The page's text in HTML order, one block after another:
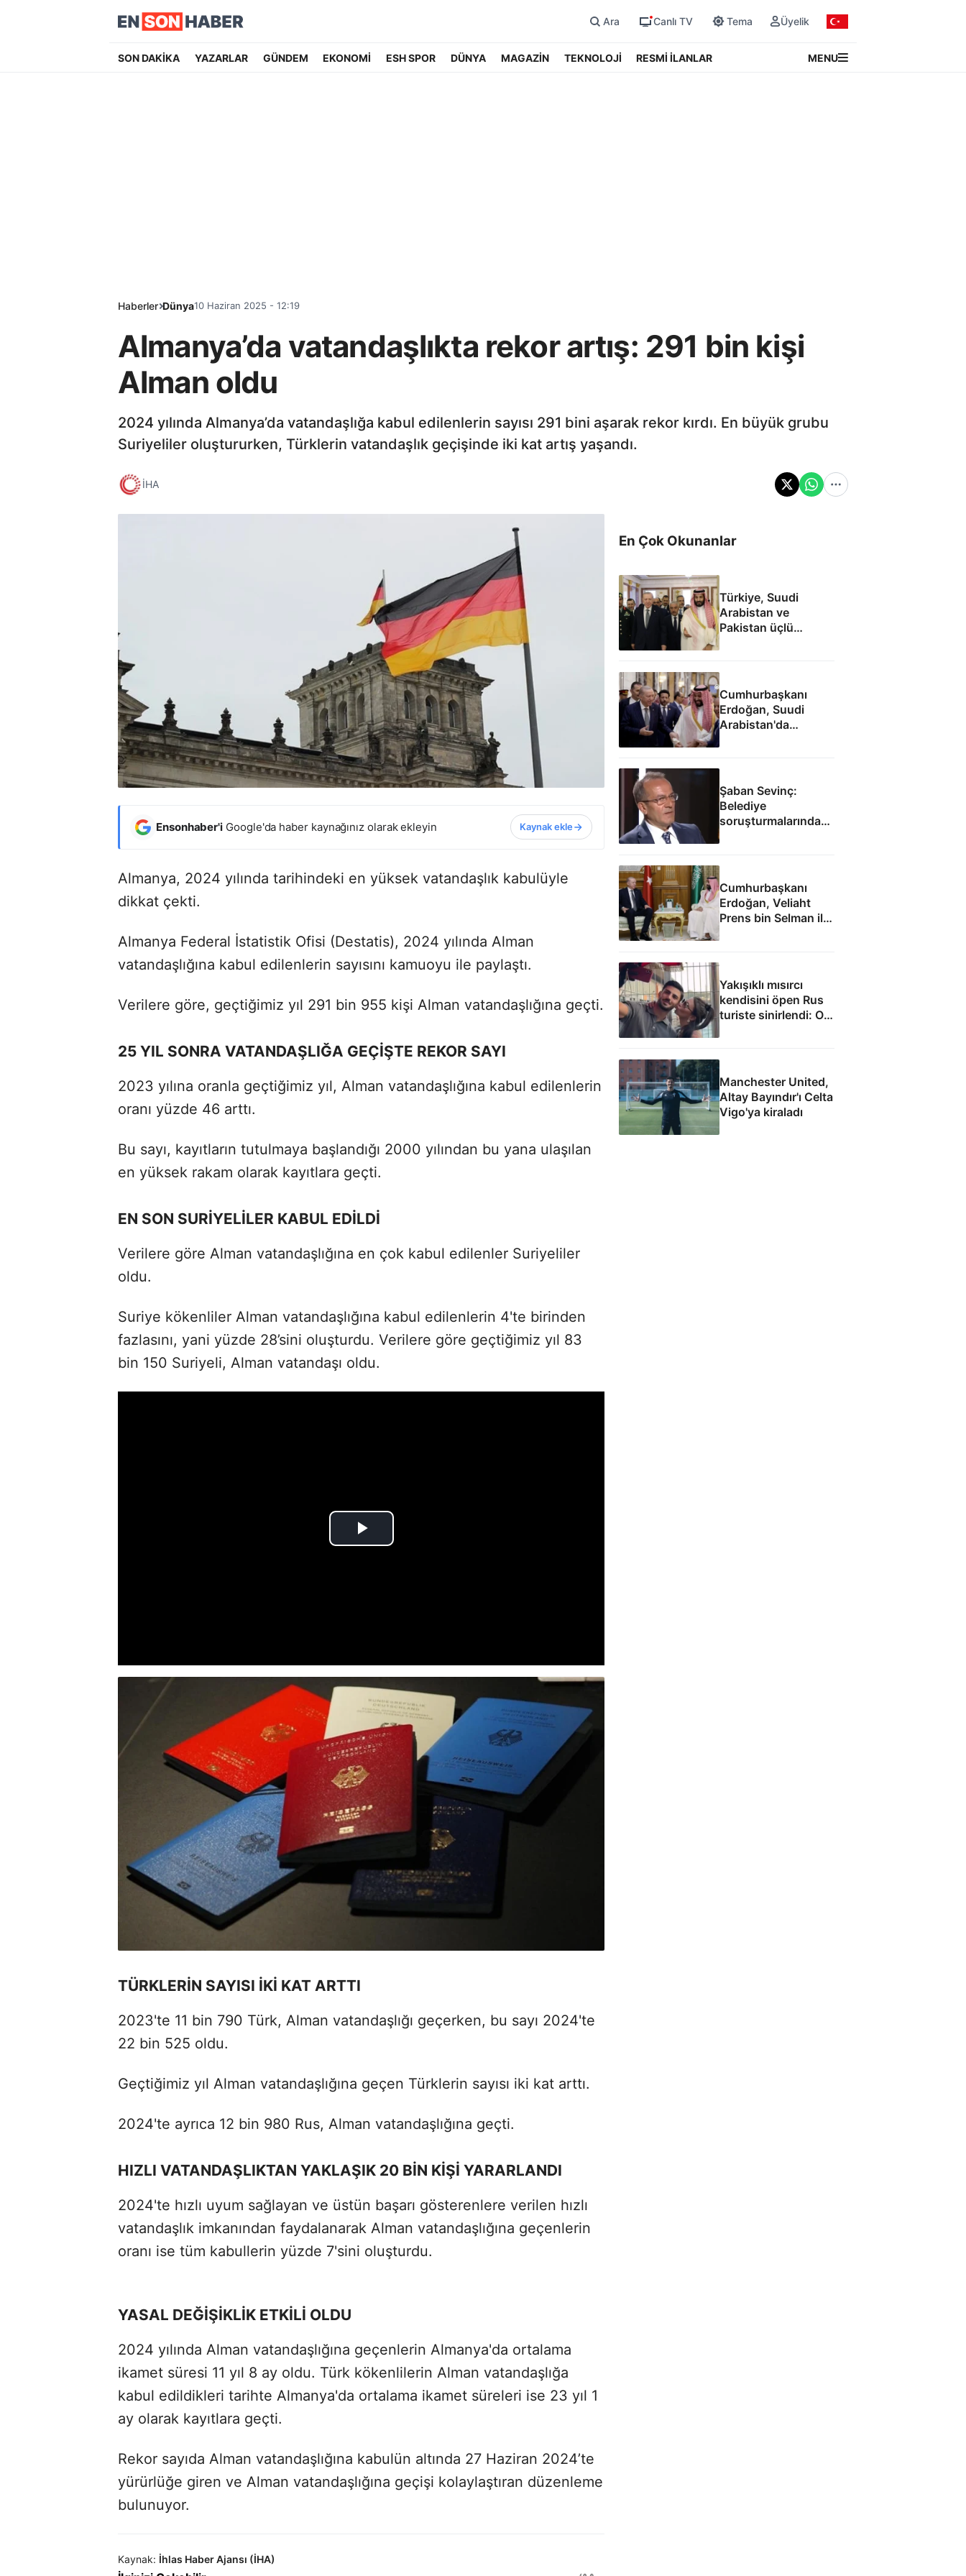
Ara Canlı TV Tema Üyelik
SON DAKİKA YAZARLAR GÜNDEM EKONOMİ ESH SPOR DÜNYA MAGAZİN TEKNOLOJİ RESMİ İLANLAR MENU
Haberler Dünya10 Haziran 2025 - 12:19
Almanya’da vatandaşlıkta rekor artış: 291 bin kişi
Alman oldu
2024 yılında Almanya’da vatandaşlığa kabul edilenlerin sayısı 291 bini aşarak rekor kırdı. En büyük grubu
Suriyeliler oluştururken, Türklerin vatandaşlık geçişinde iki kat artış yaşandı.
İHA
Ensonhaber'i Google'da haber kaynağınız olarak ekleyin Kaynak ekle
Almanya, 2024 yılında tarihindeki en yüksek vatandaşlık kabulüyle
dikkat çekti.
Almanya Federal İstatistik Ofisi (Destatis), 2024 yılında Alman
vatandaşlığına kabul edilenlerin sayısını kamuoyu ile paylaştı.
Verilere göre, geçtiğimiz yıl 291 bin 955 kişi Alman vatandaşlığına geçti.
25 YIL SONRA VATANDAŞLIĞA GEÇİŞTE REKOR SAYI
2023 yılına oranla geçtiğimiz yıl, Alman vatandaşlığına kabul edilenlerin
oranı yüzde 46 arttı.
Bu sayı, kayıtların tutulmaya başlandığı 2000 yılından bu yana ulaşılan
en yüksek rakam olarak kayıtlara geçti.
EN SON SURİYELİLER KABUL EDİLDİ
Verilere göre Alman vatandaşlığına en çok kabul edilenler Suriyeliler
oldu.
Suriye kökenliler Alman vatandaşlığına kabul edilenlerin 4'te birinden
fazlasını, yani yüzde 28’sini oluşturdu. Verilere göre geçtiğimiz yıl 83
bin 150 Suriyeli, Alman vatandaşı oldu.
TÜRKLERİN SAYISI İKİ KAT ARTTI
2023'te 11 bin 790 Türk, Alman vatandaşlığı geçerken, bu sayı 2024'te
22 bin 525 oldu.
Geçtiğimiz yıl Alman vatandaşlığına geçen Türklerin sayısı iki kat arttı.
2024'te ayrıca 12 bin 980 Rus, Alman vatandaşlığına geçti.
HIZLI VATANDAŞLIKTAN YAKLAŞIK 20 BİN KİŞİ YARARLANDI
2024'te hızlı uyum sağlayan ve üstün başarı gösterenlere verilen hızlı
vatandaşlık imkanından faydalanarak Alman vatandaşlığına geçenlerin
oranı ise tüm kabullerin yüzde 7'sini oluşturdu.
YASAL DEĞİŞİKLİK ETKİLİ OLDU
2024 yılında Alman vatandaşlığına geçenlerin Almanya'da ortalama
ikamet süresi 11 yıl 8 ay oldu. Türk kökenlilerin Alman vatandaşlığa
kabul edildikleri tarihte Almanya'da ortalama ikamet süreleri ise 23 yıl 1
ay olarak kayıtlara geçti.
Rekor sayıda Alman vatandaşlığına kabulün altında 27 Haziran 2024’te
yürürlüğe giren ve Alman vatandaşlığına geçişi kolaylaştıran düzenleme
bulunuyor.
Kaynak: İhlas Haber Ajansı (İHA)
En Çok Okunanlar
Türkiye, Suudi
Arabistan ve
Pakistan üçlü
Cumhurbaşkanı
Erdoğan, Suudi
Arabistan'da
Şaban Sevinç:
Belediye
soruşturmalarında
savunulamayacak
Cumhurbaşkanı
Erdoğan, Veliaht
Prens bin Selman ile
Yakışıklı mısırcı
kendisini öpen Rus
turiste sinirlendi: O
Manchester United,
Altay Bayındır'ı Celta
Vigo'ya kiraladı